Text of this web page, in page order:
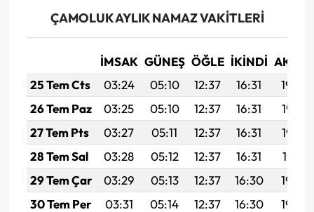
ÇAMOLUK AYLIK NAMAZ VAKITLERI
İMSAK GÜNEŞ ÖĞLE İKINDI
25 Tem Cts
03:24 05:10 12:37 16:31
19:54
26 Tem Paz
03:25 05:10 12:37 16:31
19:53
27 Tem Pts
03:27 05:11 12:37 16:31
19:52
28 Tem Sal
03:28 05:12 12:37 16:31
19:51
29 Tem Çar
03:29 05:13 12:37 16:30
19:50
30 Tem Per
03:31 05:14 12:37 16:30
19:49